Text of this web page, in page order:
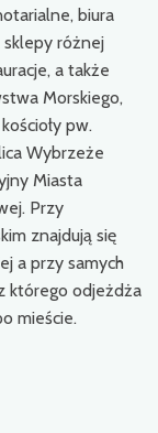
biura
sklepy różnej
a także
Morskiego,
pw.
Wybrzeże
Miasta
Przy
znajdują się
a przy samych
którego odjeżdża
mieście.